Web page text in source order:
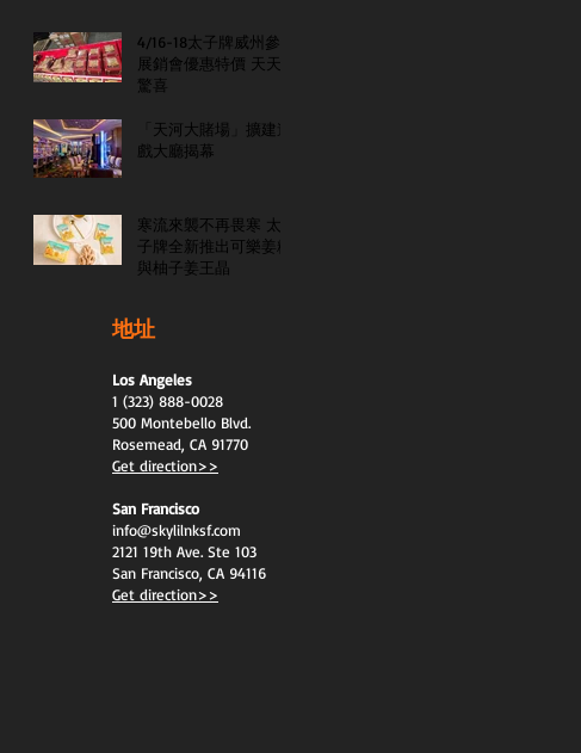
4/16-18太子牌威州參
展銷會優惠特價 天天
驚喜
「天河大賭場」擴建遊
戲大廳揭幕
寒流來襲不再畏寒 太
子牌全新推出可樂姜糖
與柚子姜王晶
地址
Los Angeles
1 (323) 888-0028
500 Montebello Blvd.
Rosemead, CA 91770
Get direction>>
San Francisco
info@skylilnksf.com
2121 19th Ave. Ste 103
San Francisco, CA 94116
Get direction>>